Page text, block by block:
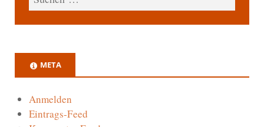
META
Anmelden
Eintrags-Feed